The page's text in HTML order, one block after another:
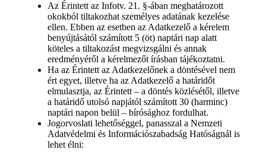
Az Érintett az Infotv. 21. §-ában meghatározott
okokból tiltakozhat személyes adatának kezelése
ellen. Ebben az esetben az Adatkezelő a kérelem
benyújtásától számított 5 (öt) naptári nap alatt
köteles a tiltakozást megvizsgálni és annak
eredményéről a kérelmezőt írásban tájékoztatni.
Ha az Érintett az Adatkezelőnek a döntésével nem
ért egyet, illetve ha az Adatkezelő a határidőt
elmulasztja, az Érintett – a döntés közlésétől, illetve
a határidő utolsó napjától számított 30 (harminc)
naptári napon belül – bírósághoz fordulhat.
Jogorvoslati lehetőséggel, panasszal a Nemzeti
Adatvédelmi és Információszabadság Hatóságnál is
lehet élni: